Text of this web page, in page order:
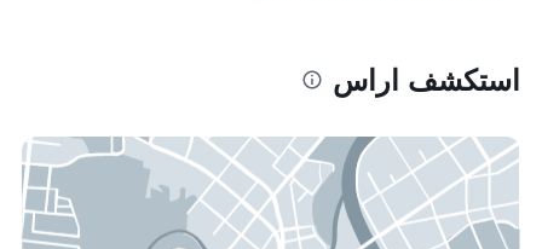
استكشف اراس